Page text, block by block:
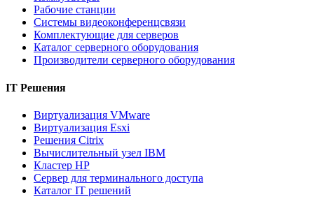
Рабочие станции
Системы видеоконференцсвязи
Комплектующие для серверов
Каталог серверного оборудования
Производители серверного оборудования
IT Решения
Виртуализация VMware
Виртуализация Esxi
Решения Citrix
Вычислительный узел IBM
Кластер HP
Сервер для терминального доступа
Каталог IT решений